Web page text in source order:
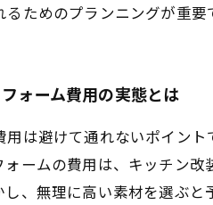
ためのプランニングが重要
ォーム費用の実態とは
用は避けて通れないポイン
ームの費用は、キッチン
、無理に高い素材を選ぶ